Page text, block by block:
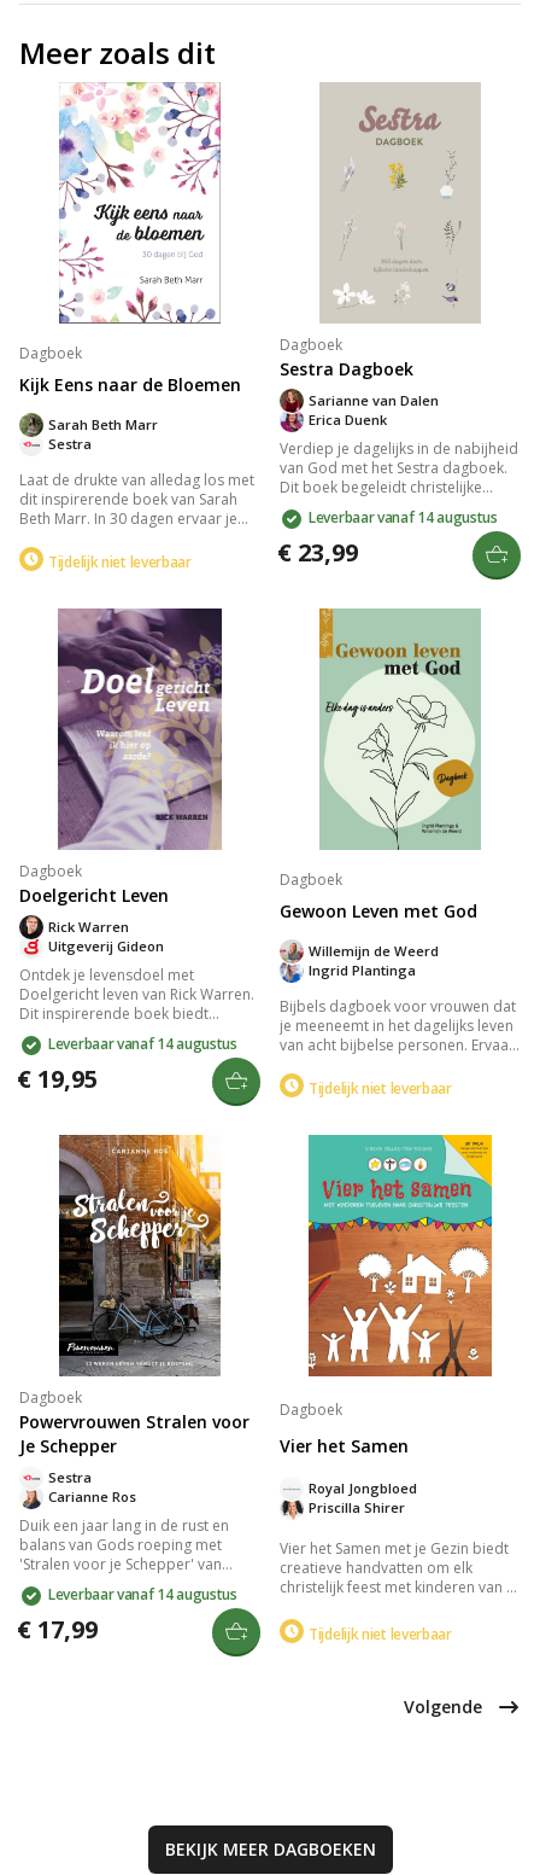
Meer zoals dit
Dagboek
Kijk Eens naar de Bloemen
Sestra
Sarah Beth Marr
Laat de drukte van alledag los met
dit inspirerende boek van Sarah
Beth Marr. In 30 dagen ervaar je
bijbelteksten, reflectievragen en
gebeden. Dit persoonlijke
diepere verbinding met God en
biedt rust en vervulling in je
dagelijkse leven.
Tijdelijk niet leverbaar
Dagboek
Sestra Dagboek
Erica Duenk
Sarianne van Dalen
Verdiep je dagelijks in de nabijheid
van God met het Sestra dagboek.
Dit boek begeleidt christelijke
vrouwen door diverse
landschappen, met bijbelteksten
en inspirerende overdenkingen.
Sluit elke week af met praktische
Perfect voor vrouwen die midden
in het leven staan.
Leverbaar vanaf 14 augustus
€ 23,99
Dagboek
Doelgericht Leven
Uitgeverij Gideon
Rick Warren
Ontdek je levensdoel met
Doelgericht leven van Rick Warren.
Dit inspirerende boek biedt
antwoorden op fundamentele
vragen en helpt je een doelgericht
leven te leiden. Leer je visie vinden,
echte vriendschappen opbouwen
en werken met je unieke kwaliteiten
transformerende 42-daagse reis.
Leverbaar vanaf 14 augustus
€ 19,95
Dagboek
Gewoon Leven met God
Ingrid Plantinga
Willemijn de Weerd
Bijbels dagboek voor vrouwen dat
je meeneemt in het dagelijks leven
van acht bijbelse personen. Ervaar
worstelingen. Elke dag biedt een
unieke benadering met
columns. Ook geschikt voor
groepsgesprekken. Een
inspirerende gids voor
persoonlijke groei en verbinding
met God.
Tijdelijk niet leverbaar
Dagboek
Powervrouwen Stralen voor
Je Schepper
Carianne Ros
Sestra
Duik een jaar lang in de rust en
balans van Gods roeping met
'Stralen voor je Schepper' van
Carianne Ros. Ontvang inspiratie
voor 52 weken door bijbelteksten,
korte overdenkingen en
nadenkvragen die je dichter bij
God en jezelf brengen. Perfect
Leverbaar vanaf 14 augustus
€ 17,99
Dagboek
Vier het Samen
Priscilla Shirer
Royal Jongbloed
Vier het Samen met je Gezin biedt
creatieve handvatten om elk
christelijk feest met kinderen van 3-
praktische handboek bevat
bijbelleesroosters, verhalen, en
Pinksteren, geschikt voor thuis,
Tijdelijk niet leverbaar
Volgende
BEKIJK MEER DAGBOEKEN